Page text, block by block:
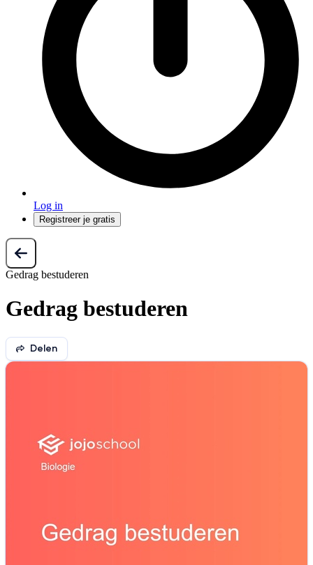
Log in
Registreer je gratis
Gedrag bestuderen
Gedrag bestuderen
Delen